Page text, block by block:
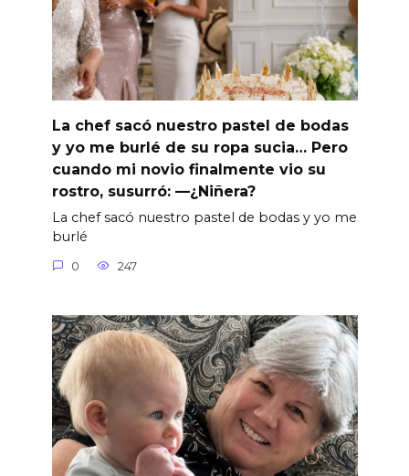
La chef sacó nuestro pastel de bodas
y yo me burlé de su ropa sucia… Pero
cuando mi novio finalmente vio su
rostro, susurró: —¿Niñera?
La chef sacó nuestro pastel de bodas y yo me
burlé
0 247